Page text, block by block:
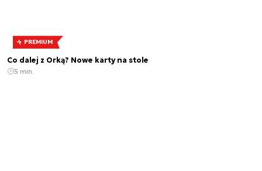
PREMIUM
Co dalej z Orką? Nowe karty na stole
5 min.